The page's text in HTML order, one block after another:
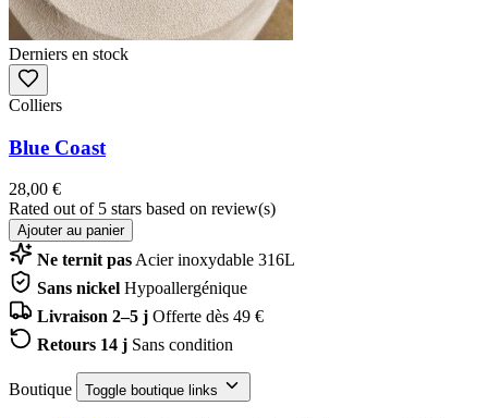
Derniers en stock
Colliers
Blue Coast
28,00 €
Rated out of 5 stars based on review(s)
Ajouter au panier
Ne ternit pasAcier inoxydable 316L
Sans nickel Hypoallergénique
Livraison 2–5 j Offerte dès 49 €
Retours 14 j Sans condition
Boutique Toggle boutique links